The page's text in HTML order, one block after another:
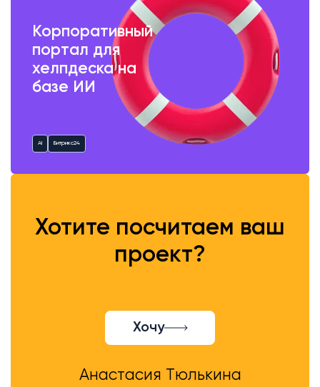
Корпоративный
портал для
хелпдеска на
базе ИИ
AI Битрикс24
Хотите посчитаем ваш
проект?
Хочу
Анастасия Тюлькина